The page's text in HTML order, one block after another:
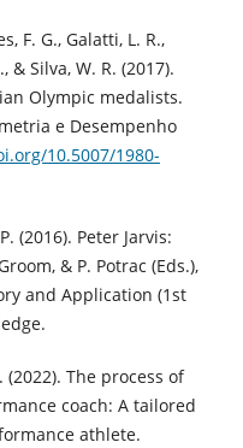
F. G., Galatti, L. R.,
& Silva, W. R. (2017).
Olympic medalists.
e Desempenho
10.5007/1980-
(2016). Peter Jarvis:
& P. Potrac (Eds.),
and Application (1st
(2022). The process of
coach: A tailored
athlete.